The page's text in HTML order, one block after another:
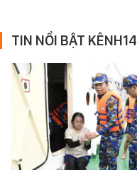
TIN NỔI BẬT KÊNH14